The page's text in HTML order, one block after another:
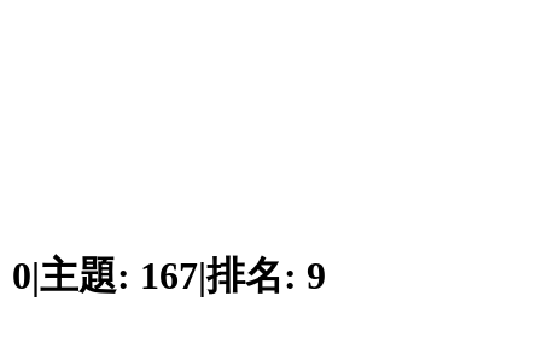
0|主題: 167|排名: 9